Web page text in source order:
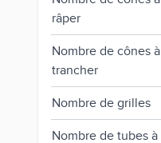
râper
Nombre de cônes à
trancher
Nombre de grilles
Nombre de tubes à